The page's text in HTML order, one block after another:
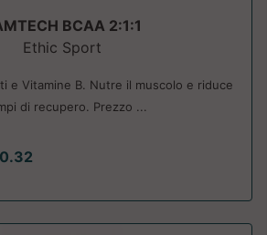
BCAA 2:1:1
Ethic Sport
e Vitamine B. Nutre il muscolo e riduce
di recupero. Prezzo ...